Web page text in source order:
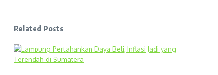
Related Posts